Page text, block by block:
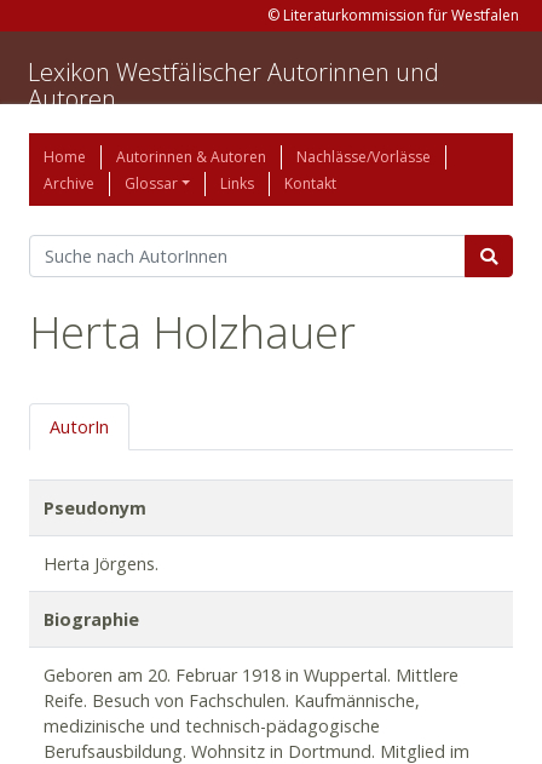
© Literaturkommission für Westfalen
Lexikon Westfälischer Autorinnen und
Autoren
Home Autorinnen & Autoren
Nachlässe/Vorlässe
Archive
Glossar Links Kontakt
Herta Holzhauer
AutorIn
Pseudonym
Herta Jörgens.
Biographie
Geboren am 20. Februar 1918 in Wuppertal. Mittlere
Reife. Besuch von Fachschulen. Kaufmännische,
medizinische und technisch-pädagogische
Berufsausbildung. Wohnsitz in Dortmund. Mitglied im